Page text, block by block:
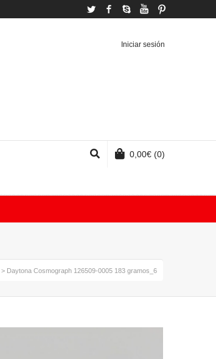
Twitter Facebook
Skype YouTube
Iniciar sesión
0,00€ (0)
> Daytona Cosmograph 126509-0005 183 gramos_6